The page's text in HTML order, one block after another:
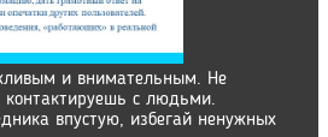
и внимательным. Не
с людьми.
впустую, избегай ненужных